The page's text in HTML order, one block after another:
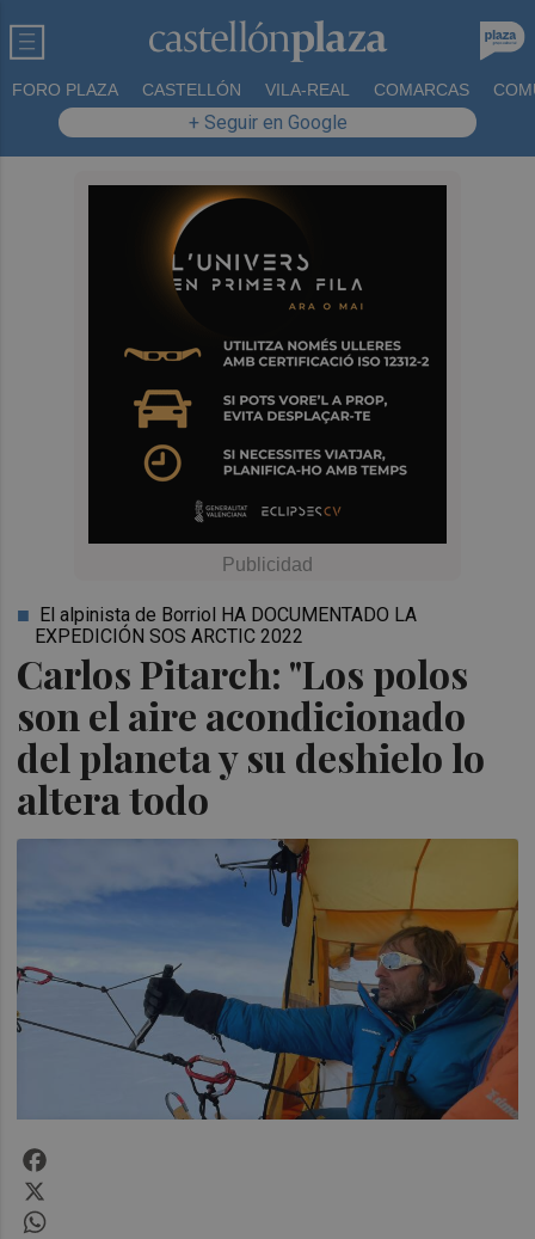
FORO PLAZA CASTELLÓN VILA-REAL COMARCAS
+ Seguir en Google
Carlos Pitarch: "Los polos
son el aire acondicionado
del planeta y su deshielo lo
altera todo
El alpinista de Borriol HA DOCUMENTADO LA
EXPEDICIÓN SOS ARCTIC 2022